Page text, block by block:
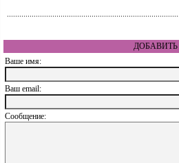
ДОБАВИТЬ
Ваше имя:
Ваш еmail:
Сообщение: